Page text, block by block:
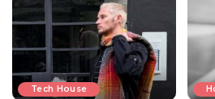
Tech House